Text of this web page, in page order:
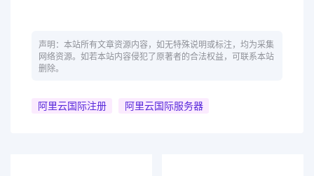
声明：本站所有文章资源内容，如无特殊说明或标注，均为采集
网络资源。如若本站内容侵犯了原著者的合法权益，可联系本站
删除。
阿里云国际注册 阿里云国际服务器